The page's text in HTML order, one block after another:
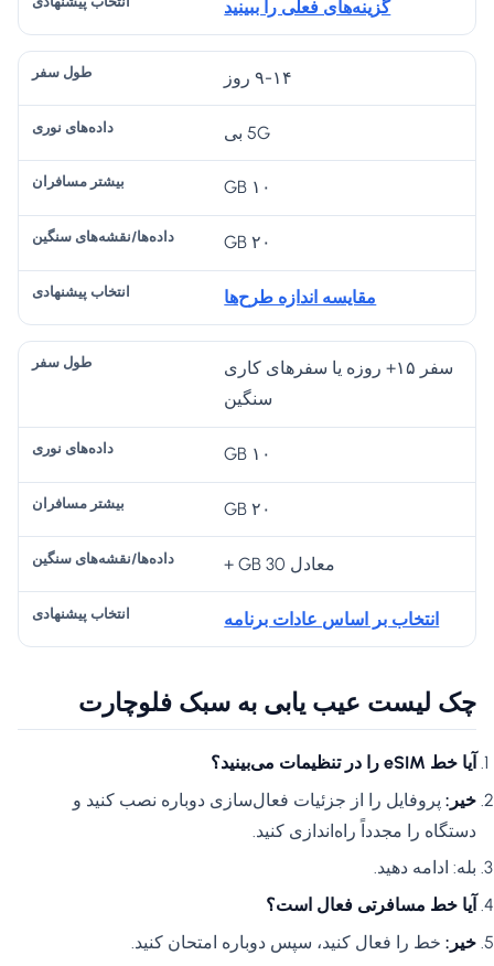
گزینه‌های فعلی را ببینید
۹-۱۴ روز
5G بی
۱۰ GB
۲۰ GB
مقایسه اندازه طرح‌ها
سفر ۱۵+ روزه یا سفرهای کاری
سنگین
۱۰ GB
۲۰ GB
معادل 30 GB +
انتخاب بر اساس عادات برنامه
چک لیست عیب یابی به سبک فلوچارت
آیا خط eSIM را در تنظیمات می‌بینید؟
خیر: پروفایل را از جزئیات فعال‌سازی دوباره نصب کنید و
دستگاه را مجدداً راه‌اندازی کنید.
بله: ادامه دهید.
آیا خط مسافرتی فعال است؟
خیر: خط را فعال کنید، سپس دوباره امتحان کنید.